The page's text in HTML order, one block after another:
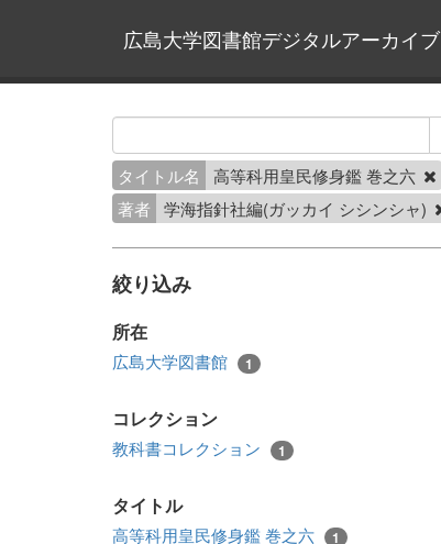
広島大学図書館デジタルアーカイブ
タイトル名
高等科用皇民修身鑑 巻之六
著者
学海指針社編(ガッカイ シシンシャ)
絞り込み
所在
広島大学図書館 1
コレクション
教科書コレクション 1
タイトル
高等科用皇民修身鑑 巻之六 1